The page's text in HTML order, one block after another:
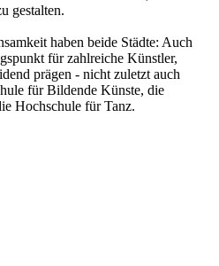
gestalten.
haben beide Städte: Auch
für zahlreiche Künstler,
prägen - nicht zuletzt auch
für Bildende Künste, die
Hochschule für Tanz.